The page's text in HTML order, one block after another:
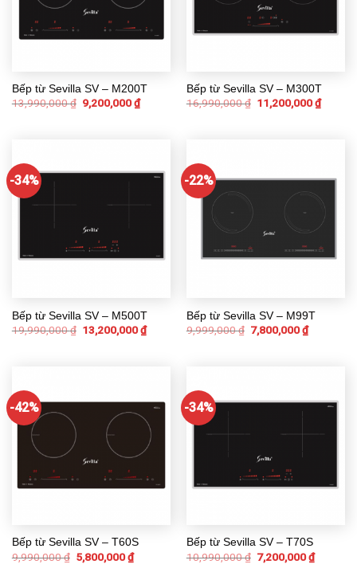
Bếp từ Sevilla SV – M200T
13,990,000₫ 9,200,000₫
Bếp từ Sevilla SV – M300T
16,990,000₫ 11,200,000₫
-34%
Bếp từ Sevilla SV – M500T
19,990,000₫ 13,200,000₫
-22%
Bếp từ Sevilla SV – M99T
9,999,000₫ 7,800,000₫
-42%
Bếp từ Sevilla SV – T60S
9,990,000₫ 5,800,000₫
-34%
Bếp từ Sevilla SV – T70S
10,990,000₫ 7,200,000₫